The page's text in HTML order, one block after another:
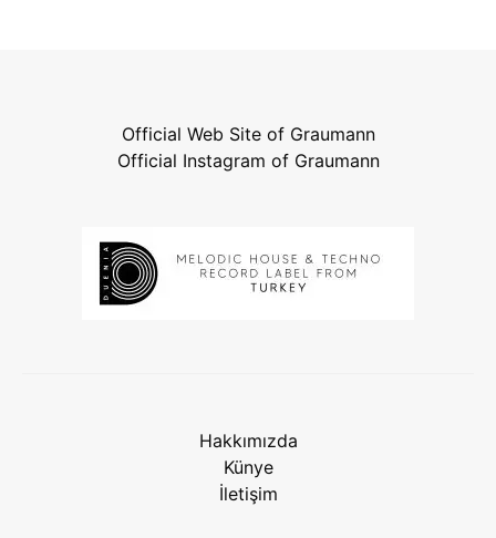
Official Web Site of Graumann
Official Instagram of Graumann
Hakkımızda
Künye
İletişim